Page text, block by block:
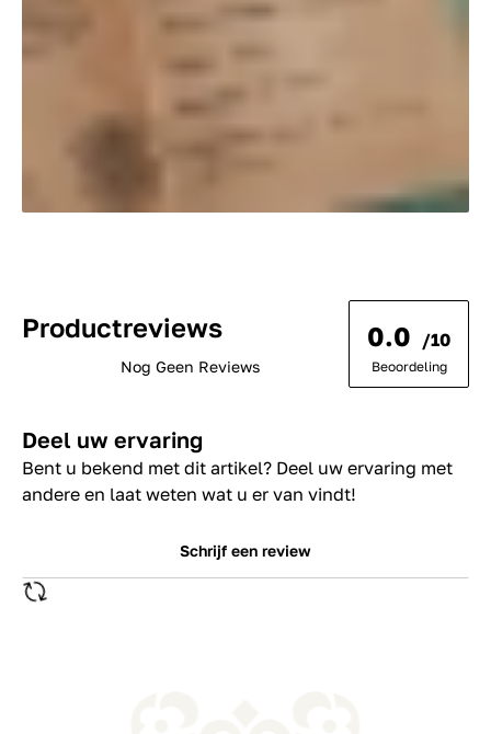
Productreviews
Nog Geen Reviews
0.0 /10
Beoordeling
Deel uw ervaring
Bent u bekend met dit artikel? Deel uw ervaring met
andere en laat weten wat u er van vindt!
Schrijf een review